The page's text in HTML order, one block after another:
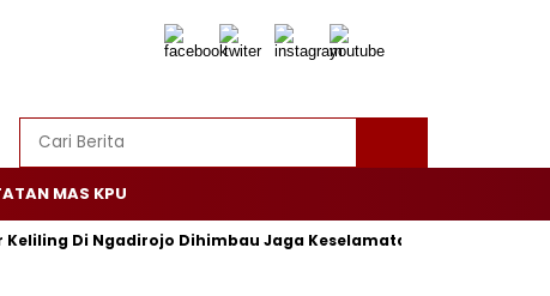
MAS KPU
Keliling Di Ngadirojo Dihimbau Jaga Keselamatan dan Ketertiban